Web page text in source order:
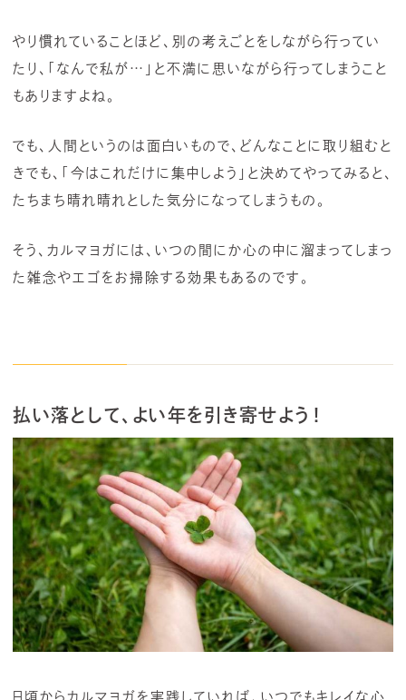
やり慣れていることほど、別の考えごとをしながら行ってい
たり、「なんで私が…」と不満に思いながら行ってしまうこと
もありますよね。
でも、人間というのは面白いもので、どんなことに取り組むと
きでも、「今はこれだけに集中しよう」と決めてやってみると、
たちまち晴れ晴れとした気分になってしまうもの。
そう、カルマヨガには、いつの間にか心の中に溜まってしまっ
た雑念やエゴをお掃除する効果もあるのです。
払い落として、よい年を引き寄せよう！
日頃からカルマヨガを実践していれば、いつでもキレイな心